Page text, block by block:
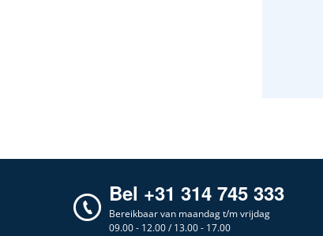
Bel +31 314 745 333
Bereikbaar van maandag t/m vrijdag
09.00 - 12.00 / 13.00 - 17.00